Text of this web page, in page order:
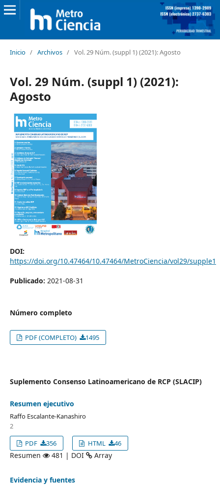
Inicio / Archivos / Vol. 29 Núm. (suppl 1) (2021): Agosto
Vol. 29 Núm. (suppl 1) (2021):
Agosto
DOI:
https://doi.org/10.47464/10.47464/MetroCiencia/vol29/supple1
Publicado: 2021-08-31
Número completo
PDF (COMPLETO) 1495
Suplemento Consenso Latinoamericano de RCP (SLACIP)
Resumen ejecutivo
Raffo Escalante-Kanashiro
2
PDF
356 HTML 46
Resumen 481 | DOI Array
Evidencia y fuentes